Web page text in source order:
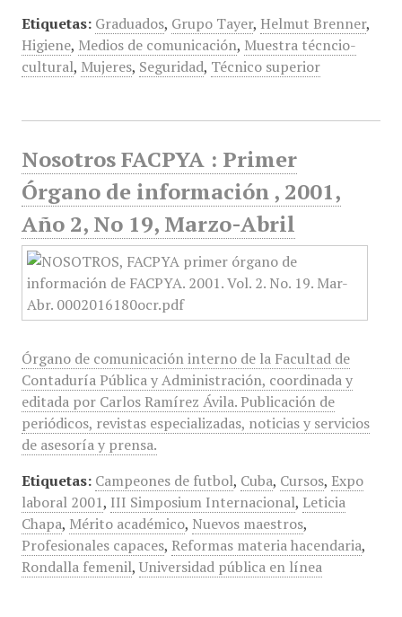
Etiquetas: Graduados, Grupo Tayer, Helmut Brenner,
Higiene, Medios de comunicación, Muestra técncio-
cultural, Mujeres, Seguridad, Técnico superior
Nosotros FACPYA : Primer
Órgano de información , 2001,
Año 2, No 19, Marzo-Abril
Órgano de comunicación interno de la Facultad de
Contaduría Pública y Administración, coordinada y
editada por Carlos Ramírez Ávila. Publicación de
periódicos, revistas especializadas, noticias y servicios
de asesoría y prensa.
Etiquetas: Campeones de futbol, Cuba, Cursos, Expo
laboral 2001, III Simposium Internacional, Leticia
Chapa, Mérito académico, Nuevos maestros,
Profesionales capaces, Reformas materia hacendaria,
Rondalla femenil, Universidad pública en línea